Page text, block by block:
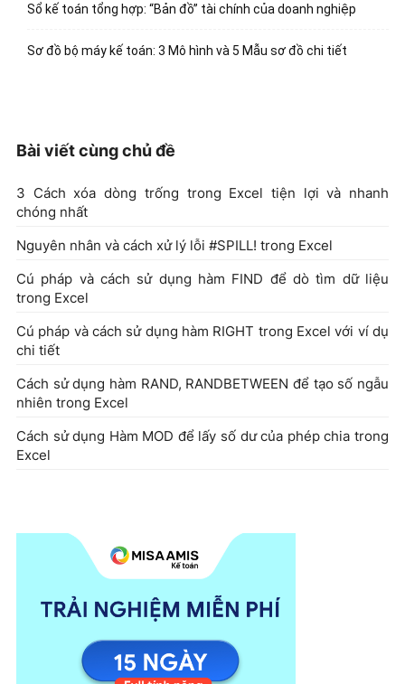
Sổ kế toán tổng hợp: “Bản đồ” tài chính của doanh nghiệp
Sơ đồ bộ máy kế toán: 3 Mô hình và 5 Mẫu sơ đồ chi tiết
Bài viết cùng chủ đề
3 Cách xóa dòng trống trong Excel tiện lợi và nhanh
chóng nhất
Nguyên nhân và cách xử lý lỗi #SPILL! trong Excel
Cú pháp và cách sử dụng hàm FIND để dò tìm dữ liệu
trong Excel
Cú pháp và cách sử dụng hàm RIGHT trong Excel với ví dụ
chi tiết
Cách sử dụng hàm RAND, RANDBETWEEN để tạo số ngẫu
nhiên trong Excel
Cách sử dụng Hàm MOD để lấy số dư của phép chia trong
Excel